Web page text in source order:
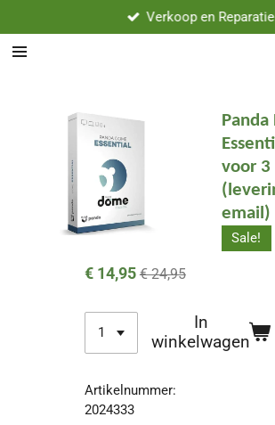
direct
naar
Verkoop en Reparatie
Panda
voor 3
email)
Sale!
€ 14,95 € 24,95
In
winkelwagen
Artikelnummer:
2024333